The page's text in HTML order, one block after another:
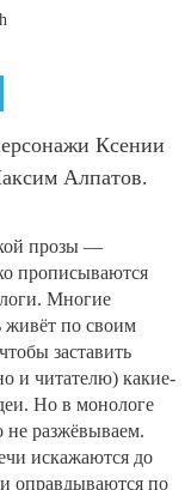
Ксении
Алпатов.
прозы —
прописываются
Многие
живёт по своим
заставить
и читателю) какие-
Но в монологе
не разжёвываем.
искажаются до
оправдываются по